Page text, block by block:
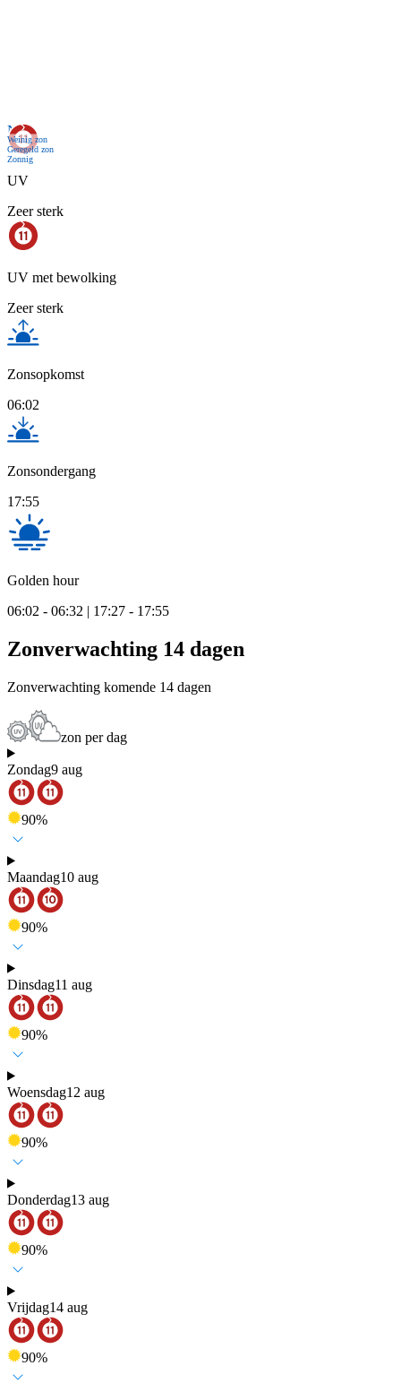
Nu
Weinig zon
Geregeld zon
Zonnig
UV
Zeer sterk
UV met bewolking
Zeer sterk
Zonsopkomst
06:02
Zonsondergang
17:55
Golden hour
06:02 - 06:32 | 17:27 - 17:55
Zonverwachting 14 dagen
Zonverwachting komende 14 dagen
zon per dag
Zondag9 aug
90%
Maandag10 aug
90%
Dinsdag11 aug
90%
Woensdag12 aug
90%
Donderdag13 aug
90%
Vrijdag14 aug
90%